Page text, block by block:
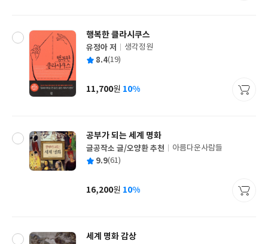
행복한 클라시쿠스
글
쓴
유정아 저
출
사
생각정원
평 8.4(19)
가
11,700원 10%
공부가 되는 세계 명화
글
쓴
글공작소 글/오양환 추천
출
사
아름다운사람들
평 9.9(61)
가
16,200원 10%
세계 명화 감상